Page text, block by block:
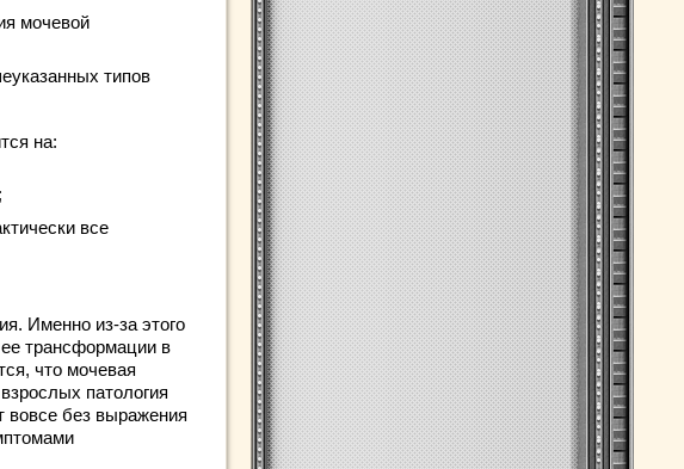
мочевой
типов
на:
все
Именно из-за этого
трансформации в
что мочевая
патология
вовсе без выражения